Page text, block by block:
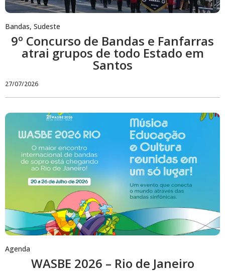
Bandas, Sudeste
9º Concurso de Bandas e Fanfarras
atrai grupos de todo Estado em
Santos
27/07/2026
Agenda
WASBE 2026 – Rio de Janeiro